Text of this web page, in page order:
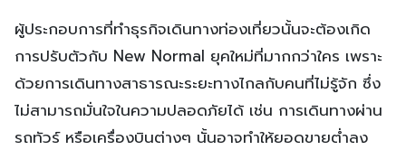
ผู้ประกอบการที่ทำธุรกิจเดินทางท่องเที่ยวนั้นจะต้องเกิด
การปรับตัวกับ New Normal ยุคใหม่ที่มากกว่าใคร เพราะ
ด้วยการเดินทางสาธารณะระยะทางไกลกับคนที่ไม่รู้จัก ซึ่ง
ไม่สามารถมั่นใจในความปลอดภัยได้ เช่น การเดินทางผ่าน
รถทัวร์ หรือเครื่องบินต่างๆ นั้นอาจทำให้ยอดขายต่ำลง